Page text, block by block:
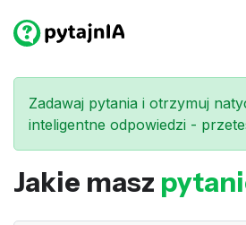
Zadawaj pytania i otrzymuj
inteligentne odpowiedzi -
Jakie masz